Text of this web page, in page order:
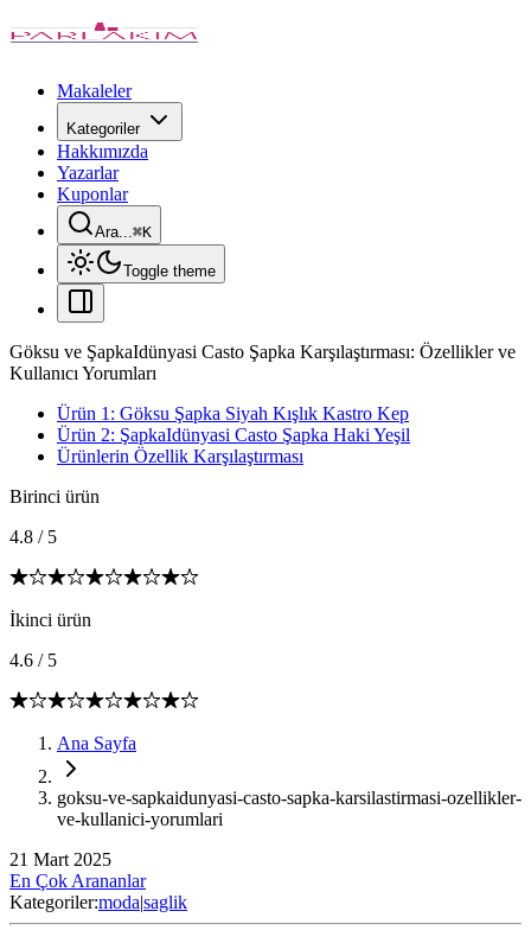
Makaleler
Kategoriler
Hakkımızda
Yazarlar
Kuponlar
Ara...⌘K
Toggle theme
Göksu ve ŞapkaIdünyasi Casto Şapka Karşılaştırması: Özellikler ve
Kullanıcı Yorumları
Ürün 1: Göksu Şapka Siyah Kışlık Kastro Kep
Ürün 2: ŞapkaIdünyasi Casto Şapka Haki Yeşil
Ürünlerin Özellik Karşılaştırması
Birinci ürün
4.8 / 5
İkinci ürün
4.6 / 5
Ana Sayfa
goksu-ve-sapkaidunyasi-casto-sapka-karsilastirmasi-ozellikler-
ve-kullanici-yorumlari
21 Mart 2025
En Çok Arananlar
Kategoriler:moda|saglik